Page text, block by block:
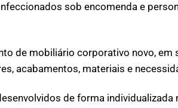
sob encomenda e
de mobiliário corporativo novo, em
acabamentos, materiais e
de forma individualizada